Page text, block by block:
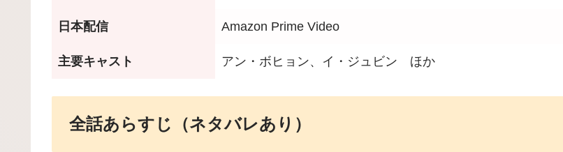
日本配信 Amazon Prime Video
主要キャスト アン・ボヒョン、イ・ジュビン ほか
全話あらすじ（ネタバレあり）